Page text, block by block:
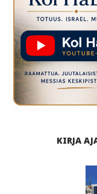
KIRJA